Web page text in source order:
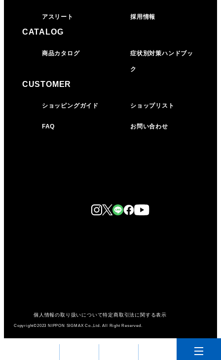
アスリート 採用情報
CATALOG
商品カタログ 症状別対策ハンドブッ
ク
CUSTOMER
ショッピングガイド ショップリスト
FAQ お問い合わせ
個人情報の取り扱いについて特定商取引法に関する表示
Copyright©2023 NIPPON SIGMAX Co.,Ltd. All Right Reserved.